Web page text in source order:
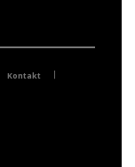
Kontakt